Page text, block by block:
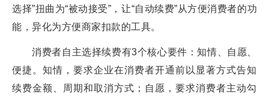
选择”扭曲为“被动接受”，让“自动续费”从方便消费者的功
能，异化为方便商家扣款的工具。
消费者自主选择续费有3个核心要件：知情、自愿、
便捷。知情，要求企业在消费者开通前以显著方式告知
续费金额、周期和取消方式；自愿，要求消费者主动勾